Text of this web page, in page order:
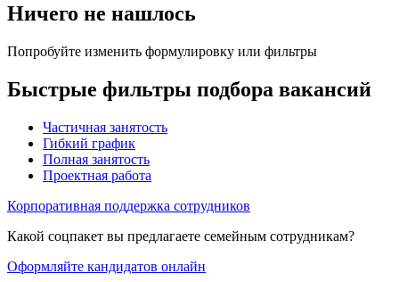
Ничего не нашлось
Попробуйте изменить формулировку или фильтры
Быстрые фильтры подбора вакансий
Частичная занятость
Гибкий график
Полная занятость
Проектная работа
Корпоративная поддержка сотрудников
Какой соцпакет вы предлагаете семейным сотрудникам?
Оформляйте кандидатов онлайн